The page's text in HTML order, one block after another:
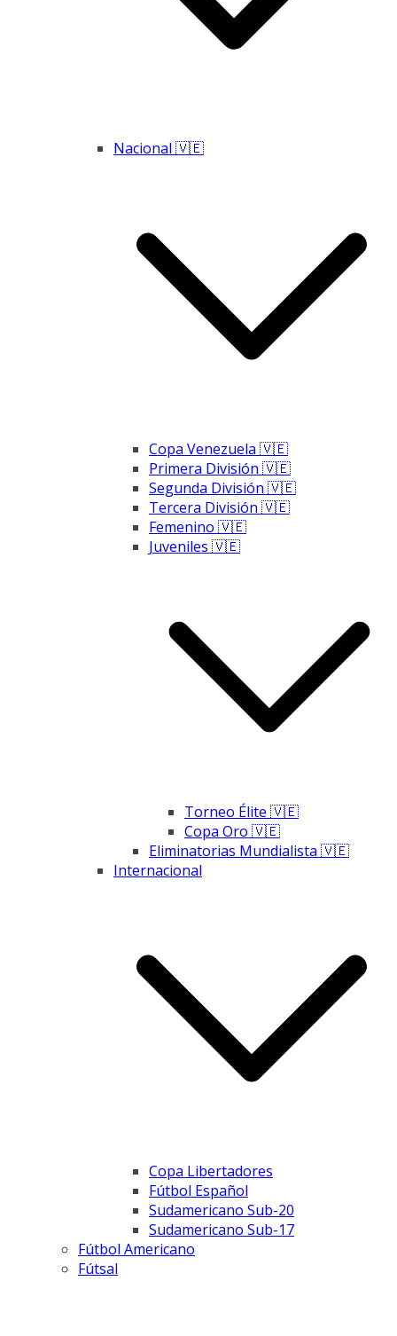
Nacional 🇻🇪
Copa Venezuela 🇻🇪
Primera División 🇻🇪
Segunda División 🇻🇪
Tercera División 🇻🇪
Femenino 🇻🇪
Juveniles 🇻🇪
Torneo Élite 🇻🇪
Copa Oro 🇻🇪
Eliminatorias Mundialista 🇻🇪
Internacional
Copa Libertadores
Fútbol Español
Sudamericano Sub-20
Sudamericano Sub-17
Fútbol Americano
Fútsal